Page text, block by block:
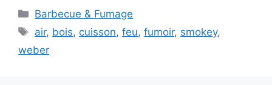
Catégories
Barbecue & Fumage
Étiquettes
air, bois, cuisson,feu,fumoir, smokey,
weber